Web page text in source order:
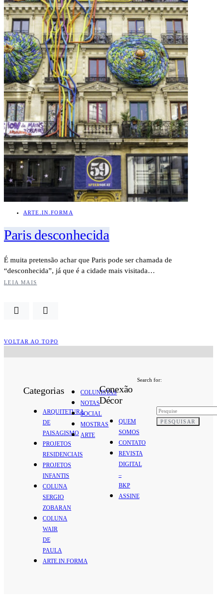
ARTE.IN.FORMA
Paris desconhecida
É muita pretensão achar que Paris pode ser chamada de
“desconhecida”, já que é a cidade mais visitada…
LEIA MAIS
VOLTAR AO TOPO
Categorias
ARQUITETURA
DE
PAISAGISMO
PROJETOS
RESIDENCIAIS
PROJETOS
INFANTIS
COLUNA
SERGIO
ZOBARAN
COLUNA
WAIR
DE
PAULA
ARTE.IN.FORMA
COLUNISTAS
NOTAS
SOCIAL
MOSTRAS
ARTE
Conexão
Décor
QUEM
SOMOS
CONTATO
REVISTA
DIGITAL
–
BKP
ASSINE
Search for:
PESQUISAR